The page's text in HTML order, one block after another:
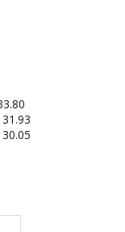
31.93
30.05